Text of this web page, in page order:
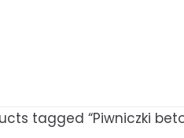
tagged “Piwniczki